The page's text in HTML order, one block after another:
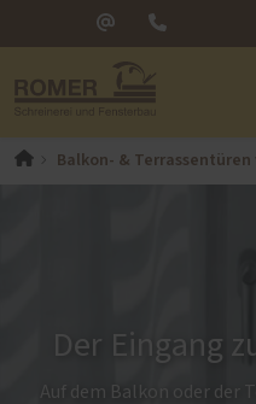
Balkon- & Terrassentüren
Der Eingang
Auf dem Balkon oder der